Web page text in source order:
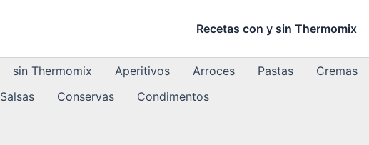
Recetas con y sin Thermomix
sin Thermomix Aperitivos Arroces Pastas Cremas
Salsas Conservas Condimentos